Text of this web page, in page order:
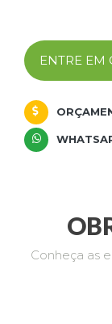
ENTRE EM
Conheça as